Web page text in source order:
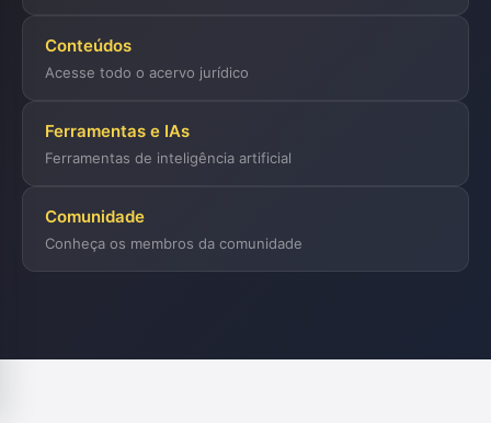
Conteúdos
Acesse todo o acervo jurídico
Ferramentas e IAs
Ferramentas de inteligência artificial
Comunidade
Conheça os membros da comunidade